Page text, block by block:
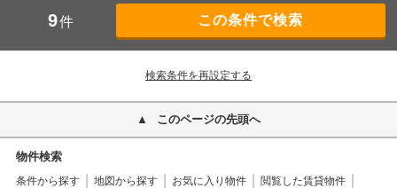
9件
検索条件を再設定する
このページの先頭へ
物件検索
条件から探す 地図から探す お気に入り物件
閲覧した賃貸物件